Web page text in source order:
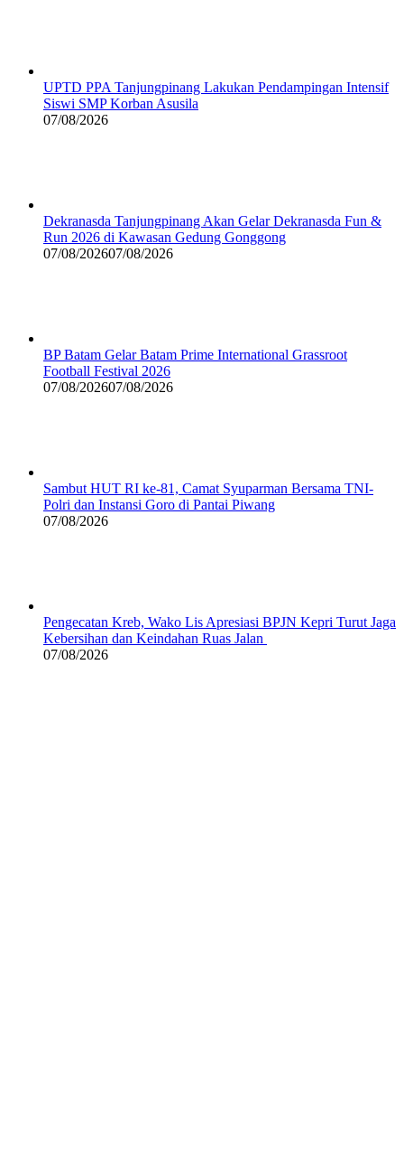
UPTD PPA Tanjungpinang Lakukan Pendampingan Intensif
Siswi SMP Korban Asusila
07/08/2026
Dekranasda Tanjungpinang Akan Gelar Dekranasda Fun &
Run 2026 di Kawasan Gedung Gonggong
07/08/202607/08/2026
BP Batam Gelar Batam Prime International Grassroot
Football Festival 2026
07/08/202607/08/2026
Sambut HUT RI ke-81, Camat Syuparman Bersama TNI-
Polri dan Instansi Goro di Pantai Piwang
07/08/2026
Pengecatan Kreb, Wako Lis Apresiasi BPJN Kepri Turut Jaga
Kebersihan dan Keindahan Ruas Jalan
07/08/2026